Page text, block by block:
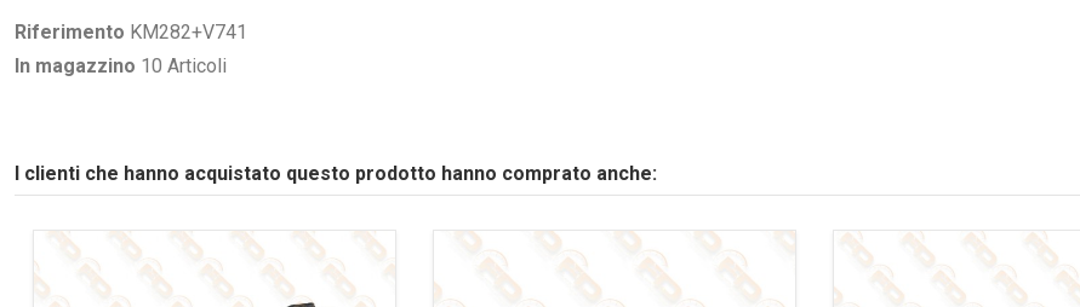
Riferimento KM282+V741
In magazzino 10 Articoli
I clienti che hanno acquistato questo prodotto hanno comprato anche: